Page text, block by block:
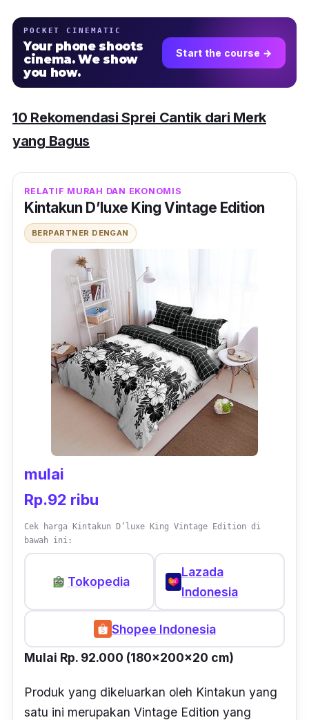
POCKET CINEMATIC
Your phone shoots
cinema. We show
you how.
Start the course →
10 Rekomendasi Sprei Cantik dari Merk
yang Bagus
RELATIF MURAH DAN EKONOMIS
Kintakun D’luxe King Vintage Edition
BERPARTNER DENGAN
mulai
Rp.92 ribu
Cek harga Kintakun D’luxe King Vintage Edition di
bawah ini:
Tokopedia
Lazada
Indonesia
Shopee Indonesia
Mulai Rp. 92.000 (180x200x20 cm)
Produk yang dikeluarkan oleh Kintakun yang
satu ini merupakan Vintage Edition yang